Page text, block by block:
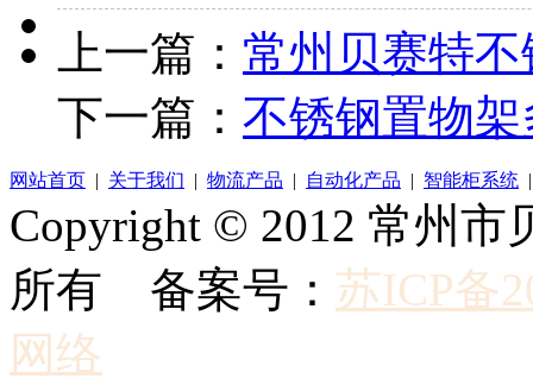
上一篇： 常州贝赛特
下一篇： 不锈钢置物
网站首页 | 关于我们 | 物流产品 | 自动化产品 | 智能柜系统
Copyright © 2012 常州
所有 备案号： 苏ICP备
网络